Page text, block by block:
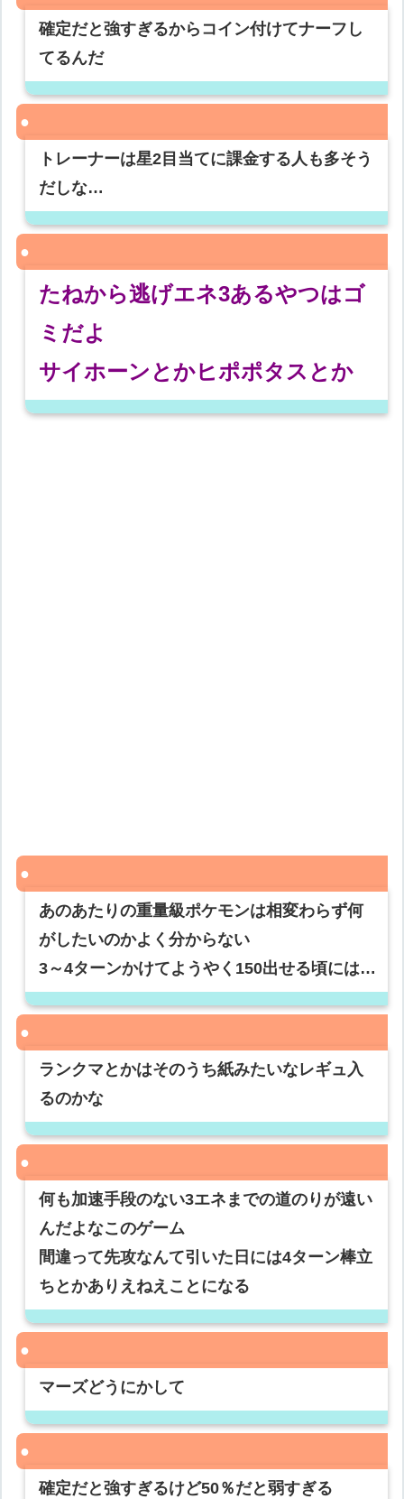
確定だと強すぎるからコイン付けてナーフし
てるんだ
トレーナーは星2目当てに課金する人も多そう
だしな…
たねから逃げエネ3あるやつはゴ
ミだよ
サイホーンとかヒポポタスとか
あのあたりの重量級ポケモンは相変わらず何
がしたいのかよく分からない
3～4ターンかけてようやく150出せる頃には…
ランクマとかはそのうち紙みたいなレギュ入
るのかな
何も加速手段のない3エネまでの道のりが遠い
んだよなこのゲーム
間違って先攻なんて引いた日には4ターン棒立
ちとかありえねえことになる
マーズどうにかして
確定だと強すぎるけど50％だと弱すぎる